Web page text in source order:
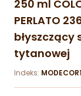
250 ml
PERLATO
błyszczący
tytanowej
Indeks: